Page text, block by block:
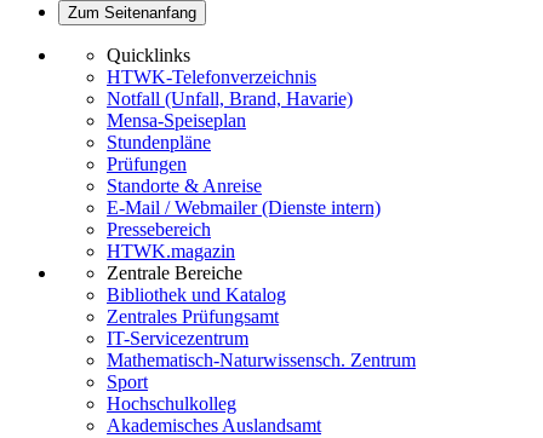
Zum Seitenanfang
Quicklinks
HTWK-Telefonverzeichnis
Notfall (Unfall, Brand, Havarie)
Mensa-Speiseplan
Stundenpläne
Prüfungen
Standorte & Anreise
E-Mail / Webmailer (Dienste intern)
Pressebereich
HTWK.magazin
Zentrale Bereiche
Bibliothek und Katalog
Zentrales Prüfungsamt
IT-Servicezentrum
Mathematisch-Naturwissensch. Zentrum
Sport
Hochschulkolleg
Akademisches Auslandsamt